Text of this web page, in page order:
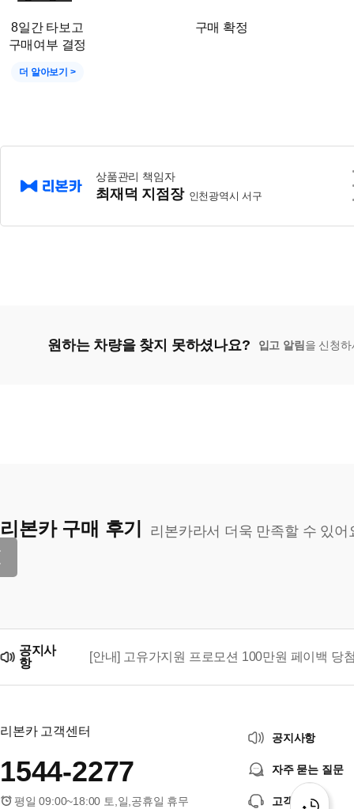
8일간 타보고
구매여부 결정
더 알아보기 >
구매 확정
상품관리 책임자
최재덕 지점장 인천광역시 서구
원하는 차량을 찾지 못하셨나요? 입고 알림 을 신청
리본카 구매 후기 리본카라서 더욱 만족할 수 있어
공지사
항
[안내] 고유가지원 프로모션 100만원 페이백 당
리본카 고객센터
1544-2277
평일 09:00~18:00 토,일,공휴일 휴무
공지사항
자주 묻는 질문
고객센터